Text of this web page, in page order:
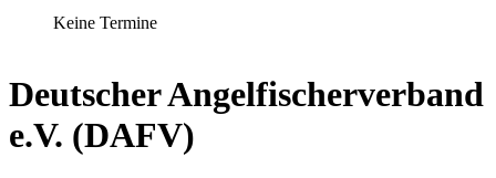
Keine Termine
Deutscher Angelfischerverband
e.V. (DAFV)